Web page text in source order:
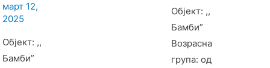
март 12,
2025
Објект: ,,
Бамби”
Објект: ,,
Бамби”
Возрасна
група: од